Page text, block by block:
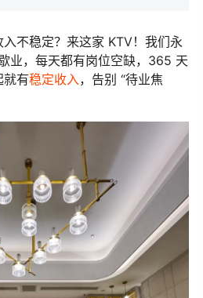
不稳定？来这家 KTV！我们永
业，每天都有岗位空缺，365 天
就有稳定收入，告别 “待业焦